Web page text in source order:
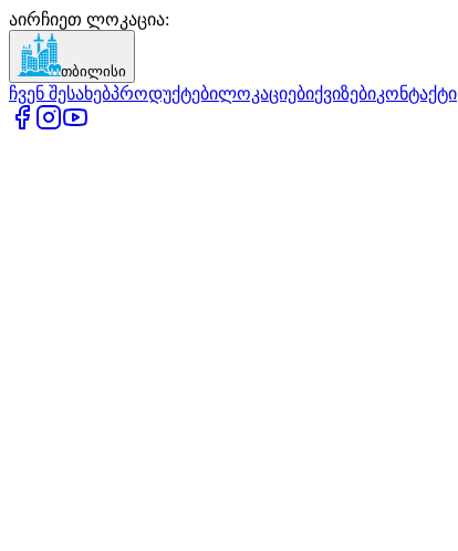
აირჩიეთ ლოკაცია:
თბილისი
ჩვენ შესახებპროდუქტებილოკაციებიქვიზებიკონტაქტი